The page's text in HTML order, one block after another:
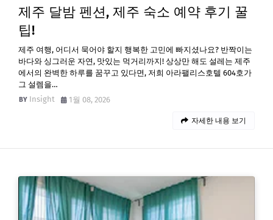
제주 달밤 펜션, 제주 숙소 예약 후기 꿀
팁!
제주 여행, 어디서 묵어야 할지 행복한 고민에 빠지셨나요? 반짝이는
바다와 싱그러운 자연, 맛있는 먹거리까지! 상상만 해도 설레는 제주
에서의 완벽한 하루를 꿈꾸고 있다면, 저희 아라팰리스호텔 604호가
그 설렘을…
Insight
1월 08, 2026
자세한 내용 보기